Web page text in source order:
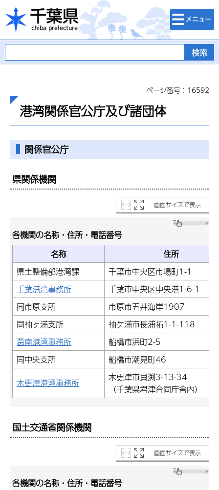
千葉県
検索・メニュ
ー
ページ番号：16592
港湾関係官公庁及び諸団体
関係官公庁
県関係機関
画面サイズで表示
各機関の名称・住所・電話番号
名称
住所
県土整備部港湾課
千葉市中央区市場町1-1
千葉港湾事務所
千葉市中央区中央港1-6-1
同市原支所
市原市五井海岸1907
同袖ヶ浦支所
袖ケ浦市長浦拓1-1-118
葛南港湾事務所
船橋市浜町2-5
同中央支所
船橋市潮見町46
木更津港湾事務所
木更津市貝渕3-13-34
（千葉県君津合同庁舎内）
国土交通省関係機関
画面サイズで表示
各機関の名称・住所・電話番号